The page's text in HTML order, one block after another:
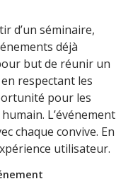
d’un séminaire,
déjà
but de réunir un
respectant les
pour les
L’événement
chaque convive. En
utilisateur.